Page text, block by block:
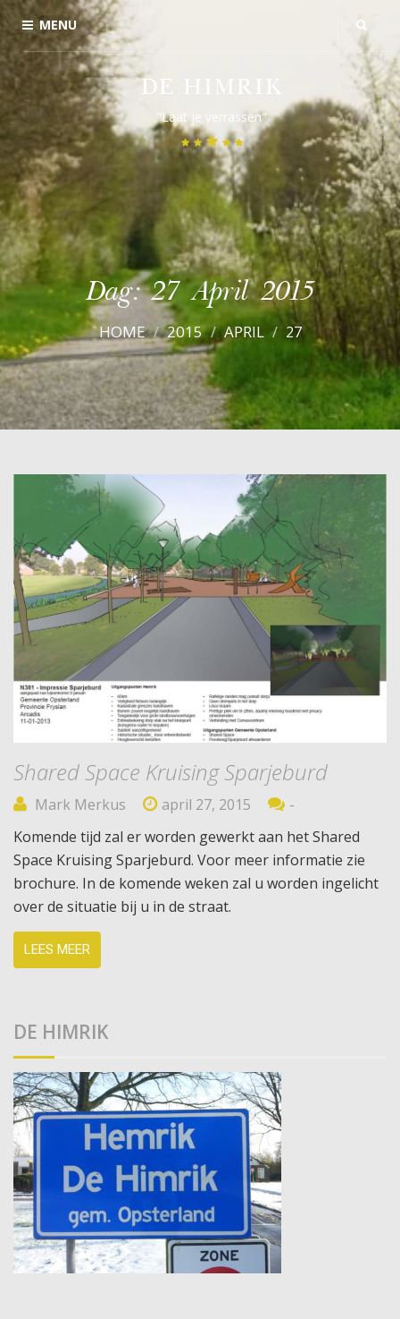
MENU
DE HIMRIK
"Laat je verrassen"
Dag:27 April 2015
HOME 2015 APRIL 27
Shared Space Kruising Sparjeburd
Mark Merkus april 27, 2015
-
Komende tijd zal er worden gewerkt aan het Shared
Space Kruising Sparjeburd. Voor meer informatie zie
brochure. In de komende weken zal u worden ingelicht
over de situatie bij u in de straat.
LEES MEER
DE HIMRIK